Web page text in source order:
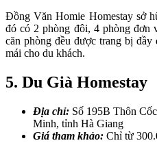
Đồng Văn Homie Homestay sở
đó có 2 phòng đôi, 4 phòng đơn
căn phòng đều được trang bị
mái cho du khách.
5. Du Già Homestay
Địa chỉ: Số 195B Thôn
Minh, tỉnh Hà Giang
Giá tham khảo: Chỉ từ